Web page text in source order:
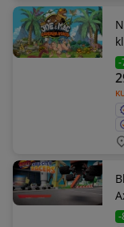
-
-